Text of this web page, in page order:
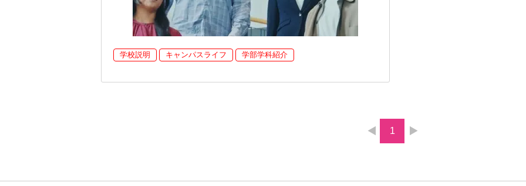
学校説明 キャンパスライフ 学部学科紹介
1